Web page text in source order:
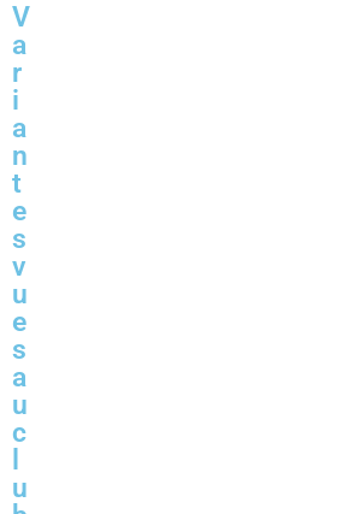
V
a
r
i
a
n
t
e
s
v
u
e
s
a
u
c
u